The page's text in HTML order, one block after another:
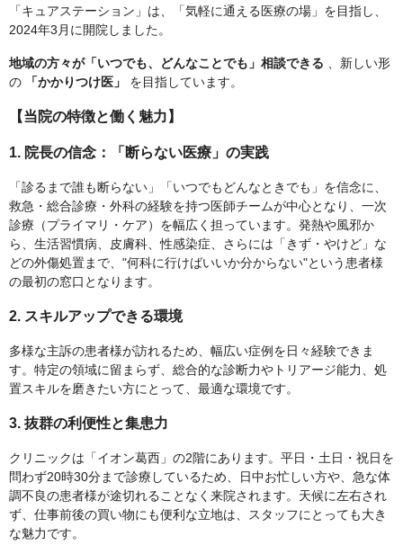
「キュアステーション」は、「気軽に通える医療の場」を目指し、
2024年3月に開院しました。
地域の方々が「いつでも、どんなことでも」相談できる 、新しい形
の
「かかりつけ医」 を目指しています。
【当院の特徴と働く魅力】
1. 院長の信念：「断らない医療」の実践
「診るまで誰も断らない」「いつでもどんなときでも」を信念に、
救急・総合診療・外科の経験を持つ医師チームが中心となり、一次
診療（プライマリ・ケア）を幅広く担っています。発熱や風邪か
ら、生活習慣病、皮膚科、性感染症、さらには「きず・やけど」な
どの外傷処置まで、"何科に行けばいいか分からない"という患者様
の最初の窓口となります。
2. スキルアップできる環境
多様な主訴の患者様が訪れるため、幅広い症例を日々経験できま
す。特定の領域に留まらず、総合的な診断力やトリアージ能力、処
置スキルを磨きたい方にとって、最適な環境です。
3. 抜群の利便性と集患力
クリニックは「イオン葛西」の2階にあります。平日・土日・祝日を
問わず20時30分まで診療しているため、日中お忙しい方や、急な体
調不良の患者様が途切れることなく来院されます。天候に左右され
ず、仕事前後の買い物にも便利な立地は、スタッフにとっても大き
な魅力です。